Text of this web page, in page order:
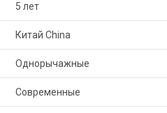
5 лет
Китай China
Однорычажные
Современные